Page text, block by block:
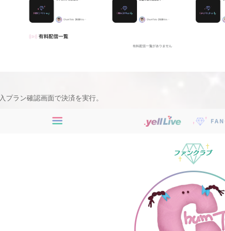
プラン確認画面で決済を実行。